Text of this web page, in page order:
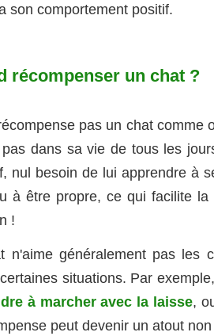
son comportement positif.
récompenser un chat ?
pas un chat comme
dans sa vie de tous les
nul besoin de lui apprendre à
à être propre, ce qui facilite
!
n'aime généralement pas les
situations. Par
à marcher avec la laisse,
peut devenir un atout